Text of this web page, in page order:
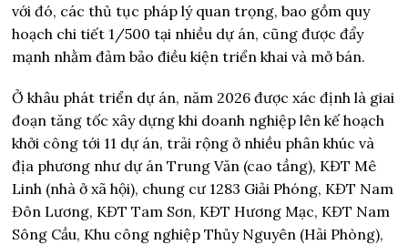
với đó, các thủ tục pháp lý quan trọng, bao gồm quy
hoạch chi tiết 1/500 tại nhiều dự án, cũng được đẩy
mạnh nhằm đảm bảo điều kiện triển khai và mở bán.
Ở khâu phát triển dự án, năm 2026 được xác định là giai
đoạn tăng tốc xây dựng khi doanh nghiệp lên kế hoạch
khởi công tới 11 dự án, trải rộng ở nhiều phân khúc và
địa phương như dự án Trung Văn (cao tầng), KĐT Mê
Linh (nhà ở xã hội), chung cư 1283 Giải Phóng, KĐT Nam
Đôn Lương, KĐT Tam Sơn, KĐT Hương Mạc, KĐT Nam
Sông Cầu, Khu công nghiệp Thủy Nguyên (Hải Phòng),